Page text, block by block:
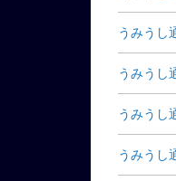
うみうし
うみうし
うみうし
うみうし